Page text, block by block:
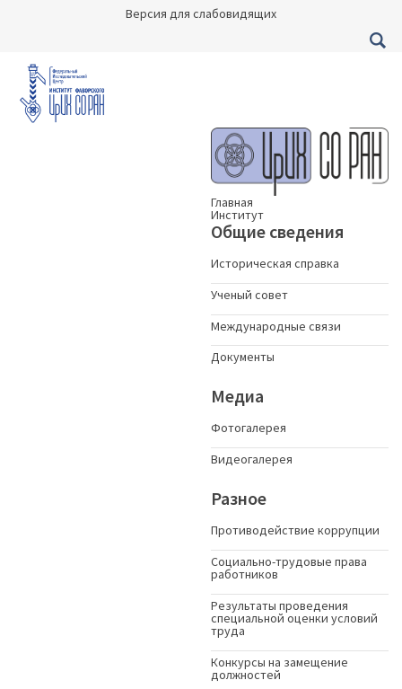
Версия для слабовидящих
Главная
Институт
Общие сведения
Историческая справка
Ученый совет
Международные связи
Документы
Медиа
Фотогалерея
Видеогалерея
Разное
Противодействие коррупции
Социально-трудовые права
работников
Результаты проведения
специальной оценки условий
труда
Конкурсы на замещение
должностей